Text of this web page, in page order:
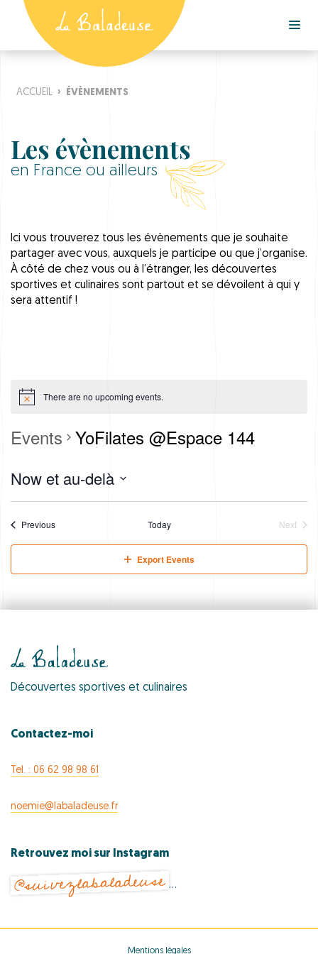
ACCUEIL › ÉVÈNEMENTS
Les évènements
en France ou ailleurs
Ici vous trouverez tous les évènements que je souhaite
partager avec vous, auxquels je participe ou que j’organise.
À côté de chez vous ou à l’étranger, les découvertes
sportives et culinaires sont partout et se dévoilent à qui y
sera attentif !
There are no upcoming events.
Events YoFilates @Espace 144
Now et au-delà
c
d
e
PreviousEvents Today
Next
Export Events
Découvertes sportives et culinaires
Contactez-moi
Tel. : 06 62 98 98 61
noemie@labaladeuse.fr
Retrouvez moi sur Instagram
@suivezlabaladeuse …
Mentions légales